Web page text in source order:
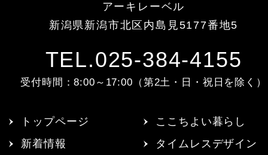
アーキレーベル
新潟県新潟市北区内島見5177番地5
TEL.025-384-4155
受付時間：8:00～17:00（第2土・日・祝日を除く）
トップページ
新着情報
ここちよい暮らし
タイムレスデザイン